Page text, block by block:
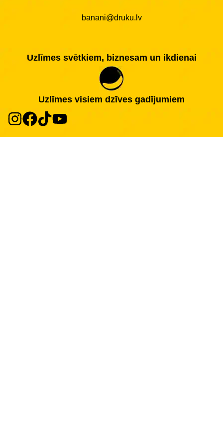
banani@druku.lv
Uzlīmes svētkiem, biznesam un ikdienai
Uzlīmes visiem dzīves gadījumiem